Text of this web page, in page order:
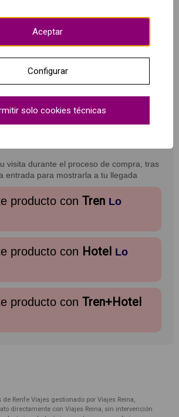
y Goya o artistas internacionales
El Greco, Rubens y el Bosco.
permanentes y temporales a tu
a la colección permanente
visita durante el proceso de compra, tras
entrada para mostrarla a tu llegada
producto con Tren Lo
producto con Hotel Lo
producto con Tren+Hotel
Renfe Viajes gestionado por Viajes Reina,
directamente con Viajes Reina, sin intervención
Aceptar
Configurar
solo cookies técnicas